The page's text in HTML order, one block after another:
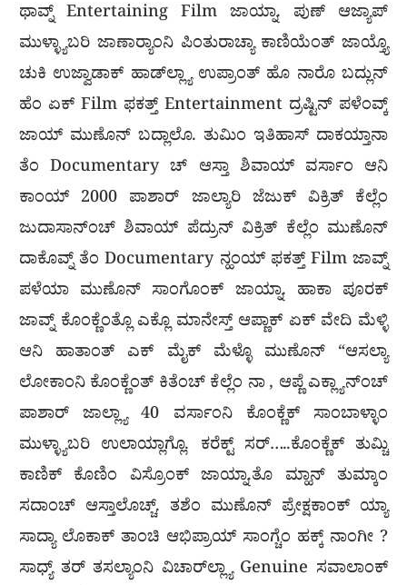
ಥಾವ್ನ್ Entertaining Film ಜಾಯ್ನಾ. ಪುಣ್ ಆಜ್ಯಾಪ್
ಮುಳ್ಳ್ಯಾಬರಿ ಜಾಣಾರ‍್ಯಾಂನಿ ಪಿಂತುರಾಚ್ಯಾ ಕಾಣಿಯೆಂತ್ ಜಾಯ್ತ್ಯೊ
ಚುಕಿ ಉಜ್ವಾಡಾಕ್ ಹಾಡ್‌ಲ್ಲ್ಯಾ ಉಪ್ರಾಂತ್ ಹೊ ನಾರೊ ಬದ್ಲುನ್
ಹೆಂ ಏಕ್ Film ಫಕತ್ತ್ Entertainment ದ್ರಷ್ಟಿನ್ ಪಳೆಂವ್ಕ್
ಜಾಯ್ ಮುಣೊನ್ ಬದ್ಲಾಲೊ. ತುಮಿಂ ಇತಿಹಾಸ್ ದಾಕಯ್ತಾನಾ
ತೆಂ Documentary ಚ್ ಆಸ್ತಾ ಶಿವಾಯ್ ವರ್ಸಾಂ ಆನಿ
ಕಾಂಯ್ 2000 ಪಾಶಾರ್ ಜಾಲ್ಯಾರಿ ಜೆಜುಕ್ ವಿಕ್ರಿತ್ ಕೆಲ್ಲೆಂ
ಜುದಾಸಾನ್ಂಚ್ ಶಿವಾಯ್ ಪೆದ್ರುನ್ ವಿಕ್ರಿತ್ ಕೆಲ್ಲೆಂ ಮುಣೊನ್
ದಾಕೊವ್ನ್ ತೆಂ Documentary ನ್ಹಂಯ್ ಫಕತ್ತ್ Film ಜಾವ್ನ್
ಪಳೆಯಾ ಮುಣೊನ್ ಸಾಂಗೊಂಕ್ ಜಾಯ್ನಾ. ಹಾಕಾ ಪೂರಕ್
ಜಾವ್ನ್ ಕೊಂಕ್ಣೆಂತ್ಲೊ ಎಕ್ಲೊ ಮಾನೇಸ್ತ್ ಆಪ್ಣಾಕ್ ಏಕ್ ವೇದಿ ಮೆಳ್ಳಿ
ಆನಿ ಹಾತಾಂತ್ ಎಕ್ ಮೈಕ್ ಮೆಳ್ಳೊ ಮುಣೊನ್ “ಆಸಲ್ಯಾ
ಲೋಕಾಂನಿ ಕೊಂಕ್ಣೆಂತ್ ಕಿತೆಂಚ್ ಕೆಲ್ಲೆಂ ನಾ , ಆಪ್ಣೆ ಎಕ್ಲ್ಯಾನ್ಂಚ್
ಪಾಶಾರ್ ಜಾಲ್ಲ್ಯಾ 40 ವರ್ಸಾಂನಿ ಕೊಂಕ್ಣೆಕ್ ಸಾಂಬಾಳ್ಳಾಂ
ಮುಳ್ಳ್ಯಾಬರಿ ಉಲಾಯ್ಲಾಗ್ಲೊ. ಕರೆಕ್ಟ್ ಸರ್…..ಕೊಂಕ್ಣೆಕ್ ತುಮ್ಚಿ
ಕಾಣಿಕ್ ಕೊಣಿಂ ವಿಸ್ರೊಂಕ್ ಜಾಯ್ನಾ.ತೊ ಮ್ಹಾನ್ ತುಮ್ಕಾಂ
ಸದಾಂಚ್ ಆಸ್ತಾಲೊಚ್ಚ್. ತಶೆಂ ಮುಣೊನ್ ಪ್ರೇಕ್ಷಕಾಂಕ್ ಯ್ಯಾ
ಸಾದ್ಯಾ ಲೊಕಾಕ್ ತಾಂಚಿ ಆಭಿಪ್ರಾಯ್ ಸಾಂಗ್ಚೆಂ ಹಕ್ಕ್ ನಾಂಗೀ ?
ಸಾಧ್ಯ್ ತರ್ ತಸಲ್ಯಾಂನಿ ವಿಚಾರ್‌ಲ್ಲ್ಯಾ Genuine ಸವಾಲಾಂಕ್